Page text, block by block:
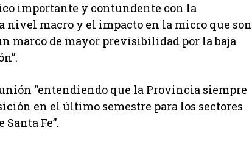
importante y contundente con la
nivel macro y el impacto en la micro que son
marco de mayor previsibilidad por la baja
“entendiendo que la Provincia siempre
en el último semestre para los sectores
Fe”.